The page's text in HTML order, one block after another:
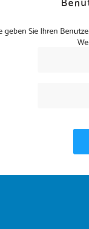
geben Sie Ihren